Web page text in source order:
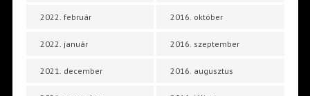
2022. február
2022. január
2021. december
2016. október
2016. szeptember
2016. augusztus